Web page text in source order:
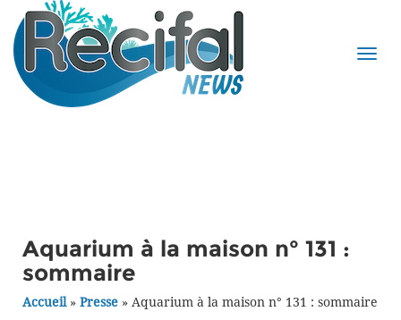
Aquarium à la maison n° 131 :
sommaire
Accueil» Presse » Aquarium à la maison n° 131 : sommaire